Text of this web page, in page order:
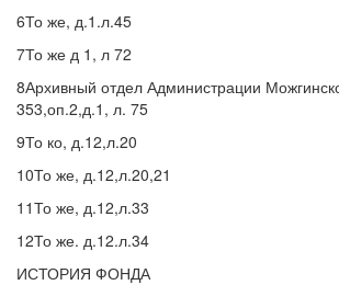
6То же, д.1.л.45
7То же д 1, л 72
8Архивный отдел Администрации
353,оп.2,д.1, л. 75
9То ко, д.12,л.20
10То же, д.12,л.20,21
11То же, д.12,л.33
12То же. д.12.л.34
ИСТОРИЯ ФОНДА